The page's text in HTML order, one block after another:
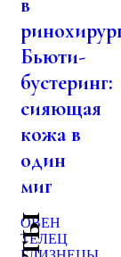
Бьюти-
бустеринг:
сияющая
кожа в
один
миг
ОВЕН
ТЕЛЕЦ